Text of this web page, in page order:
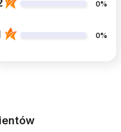
0%
0%